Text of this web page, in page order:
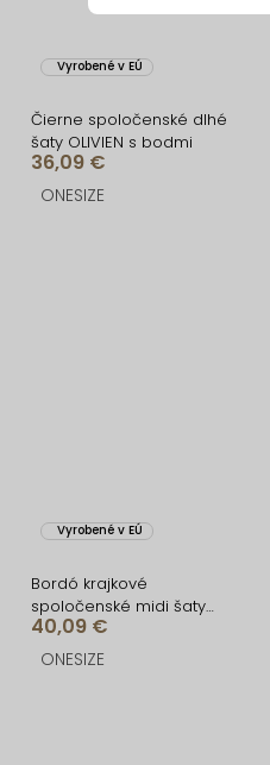
Vyrobené v EÚ
Čierne spoločenské dlhé
šaty OLIVIEN s bodmi
36,09 €
ONESIZE
Vyrobené v EÚ
Bordó krajkové
spoločenské midi šaty
LIRONDE
40,09 €
ONESIZE